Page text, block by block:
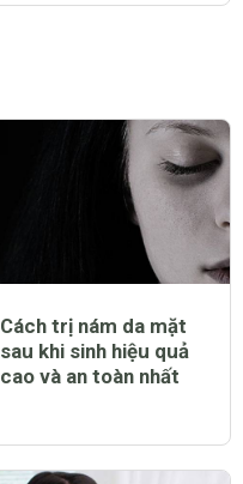
Cách trị nám da mặt
sau khi sinh hiệu quả
cao và an toàn nhất